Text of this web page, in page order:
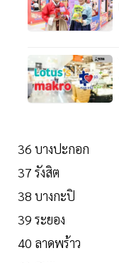
36 บางปะกอก
37 รังสิต
38 บางกะปิ
39 ระยอง
40 ลาดพร้าว